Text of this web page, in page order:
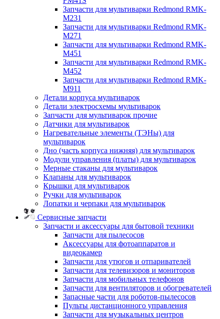
Запчасти для мультиварки Redmond RMK-
M231
Запчасти для мультиварки Redmond RMK-
M271
Запчасти для мультиварки Redmond RMK-
M451
Запчасти для мультиварки Redmond RMK-
M452
Запчасти для мультиварки Redmond RMK-
M911
Детали корпуса мультиварок
Детали электросхемы мультиварок
Запчасти для мультиварок прочие
Датчики для мультиварок
Нагревательные элементы (ТЭНы) для
мультиварок
Дно (часть корпуса нижняя) для мультиварок
Модули управления (платы) для мультиварок
Мерные стаканы для мультиварок
Клапаны для мультиварок
Крышки для мультиварок
Ручки для мультиварок
Лопатки и черпаки для мультиварок
Сервисные запчасти
Запчасти и аксессуары для бытовой техники
Запчасти для пылесосов
Аксессуары для фотоаппаратов и
видеокамер
Запчасти для утюгов и отпаривателей
Запчасти для телевизоров и мониторов
Запчасти для мобильных телефонов
Запчасти для вентиляторов и обогревателей
Запасные части для роботов-пылесосов
Пульты дистанционного управления
Запчасти для музыкальных центров